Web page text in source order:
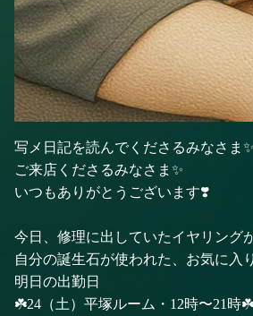
写メ日記を読んでくださるみなさま✨
ご来店くださるみなさま✨
いつもありがとうございます❣️
今日、修理に出していたイヤリング
自分の誕生石が使われた、お気に入
明日の出勤日
☘️24（土）平塚ルーム・12時〜21時☘️